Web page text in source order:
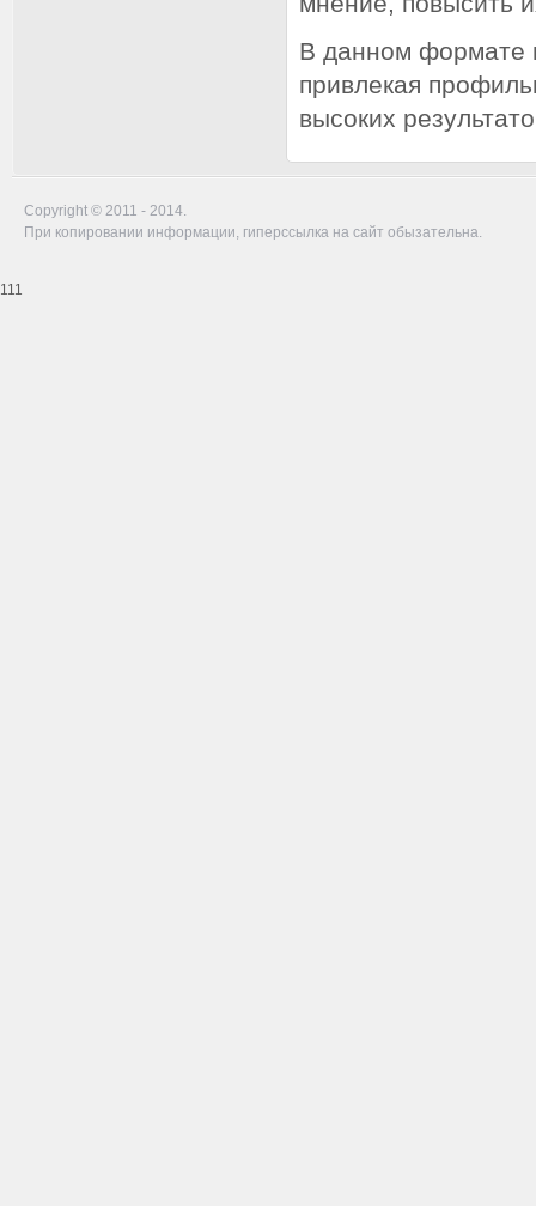
В данном формате
привлекая
высоких
Copyright © 2011 - 2014.
При копировании информации, гиперссылка на сайт обызательна.
111